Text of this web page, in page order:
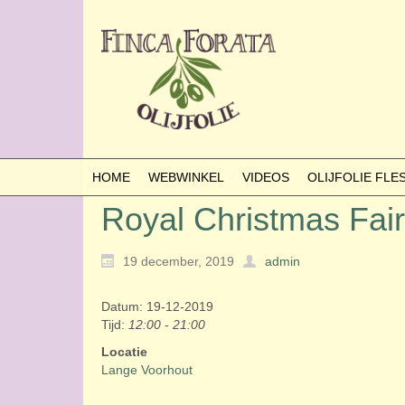
HOME WEBWINKEL VIDEOS OLIJFOLIE
Royal Christmas Fair
19 december, 2019 admin
Datum: 19-12-2019
Tijd: 12:00 - 21:00
Locatie
Lange Voorhout